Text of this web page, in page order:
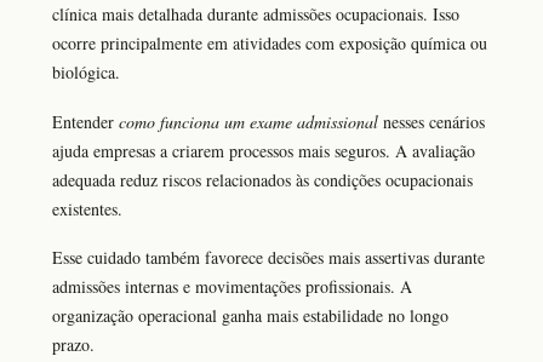
clínica mais detalhada durante admissões ocupacionais. Isso
ocorre principalmente em atividades com exposição química ou
biológica.
Entender como funciona um exame admissional nesses cenários
ajuda empresas a criarem processos mais seguros. A avaliação
adequada reduz riscos relacionados às condições ocupacionais
existentes.
Esse cuidado também favorece decisões mais assertivas durante
admissões internas e movimentações profissionais. A
organização operacional ganha mais estabilidade no longo
prazo.